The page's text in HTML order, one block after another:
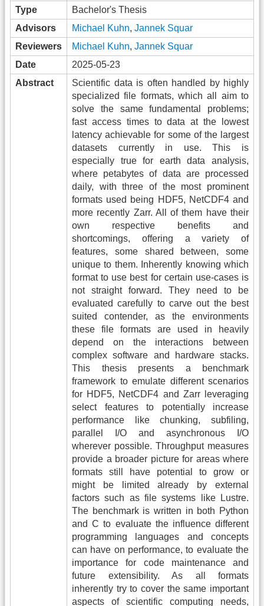
Type
Bachelor's Thesis
Advisors
Michael Kuhn, Jannek Squar
Reviewers
Michael Kuhn, Jannek Squar
Date
2025-05-23
Abstract
Scientific data is often handled by highly
specialized file formats, which all aim to
solve the same fundamental problems;
fast access times to data at the lowest
latency achievable for some of the largest
datasets currently in use. This is
especially true for earth data analysis,
where petabytes of data are processed
daily, with three of the most prominent
formats used being HDF5, NetCDF4 and
more recently Zarr. All of them have their
own respective benefits and
shortcomings, offering a variety of
features, some shared between, some
unique to them. Inherently knowing which
format to use best for certain use-cases is
not straight forward. They need to be
evaluated carefully to carve out the best
suited contender, as the environments
these file formats are used in heavily
depend on the interactions between
complex software and hardware stacks.
This thesis presents a benchmark
framework to emulate different scenarios
for HDF5, NetCDF4 and Zarr leveraging
select features to potentially increase
performance like chunking, subfiling,
parallel I/O and asynchronous I/O
wherever possible. Throughput measures
provide a broader picture for areas where
formats still have potential to grow or
might be limited already by external
factors such as file systems like Lustre.
The benchmark is written in both Python
and C to evaluate the influence different
programming languages and concepts
can have on performance, to evaluate the
importance for code maintenance and
future extensibility. As all formats
inherently try to cover the same important
aspects of scientific computing needs,